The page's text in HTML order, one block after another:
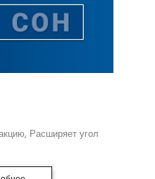
Расширяет угол